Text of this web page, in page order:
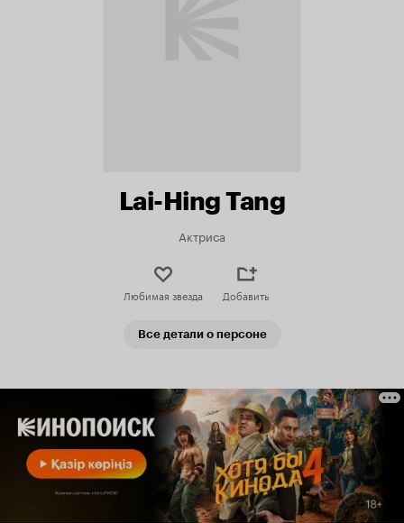
Lai-Hing Tang
Актриса
Любимая звезда Добавить
Все детали о персоне